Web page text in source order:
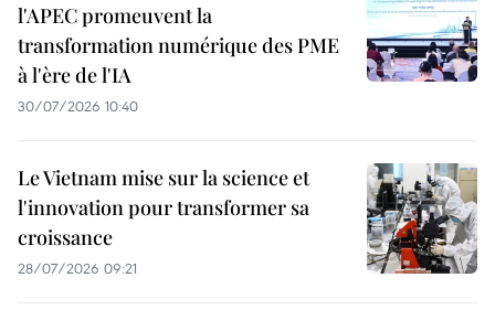
l'APEC promeuvent la
transformation numérique des PME
à l'ère de l'IA
30/07/2026 10:40
Le Vietnam mise sur la science et
l'innovation pour transformer sa
croissance
28/07/2026 09:21